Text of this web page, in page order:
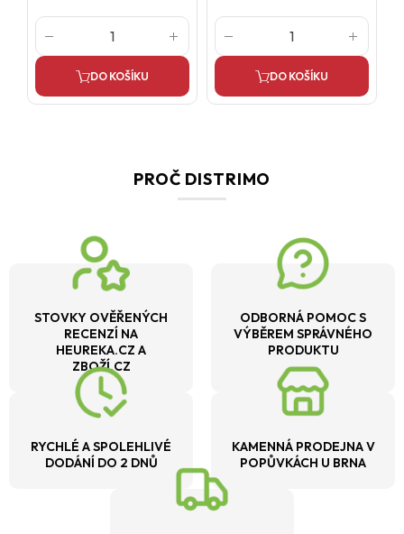
DO KOŠÍKU DO KOŠÍKU
PROČ DISTRIMO
STOVKY OVĚŘENÝCH
RECENZÍ NA
HEUREKA.CZ A
ZBOŽÍ.CZ
ODBORNÁ POMOC S
VÝBĚREM SPRÁVNÉHO
PRODUKTU
RYCHLÉ A SPOLEHLIVÉ
DODÁNÍ DO 2 DNŮ
KAMENNÁ PRODEJNA V
POPŮVKÁCH U BRNA